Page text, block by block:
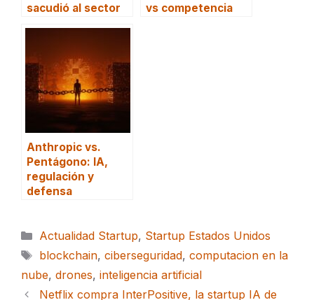
sacudió al sector
vs competencia
Anthropic vs.
Pentágono: IA,
regulación y
defensa
Categorías
Actualidad Startup, Startup Estados Unidos
Etiquetas
blockchain, ciberseguridad, computacion en la
nube, drones, inteligencia artificial
Netflix compra InterPositive, la startup IA de